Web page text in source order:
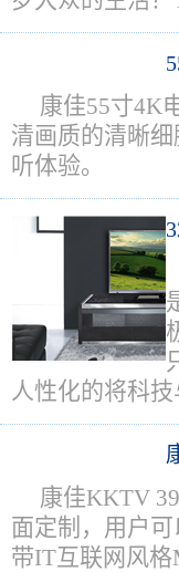
康佳55寸4K
清画质的清晰
听体验。
人性化的将科
康佳KKTV
面定制，用户
带IT互联网风